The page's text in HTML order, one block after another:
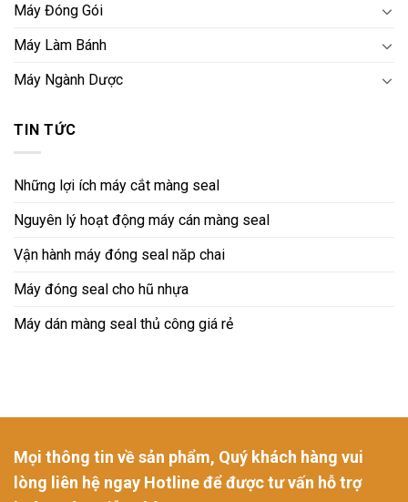
Máy Đóng Gói
Máy Làm Bánh
Máy Ngành Dược
TIN TỨC
Những lợi ích máy cắt màng seal
Nguyên lý hoạt động máy cán màng seal
Vận hành máy đóng seal năp chai
Máy đóng seal cho hũ nhựa
Máy dán màng seal thủ công giá rẻ
Mọi thông tin về sản phẩm, Quý khách hàng vui
lòng liên hệ ngay Hotline để được tư vấn hỗ trợ